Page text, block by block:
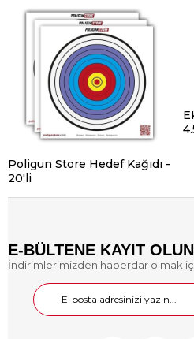
Poligun Store Hedef Kağıdı -
20'li
E-BÜLTENE KAYIT OLUN
İndirimlerimizden haberdar olmak